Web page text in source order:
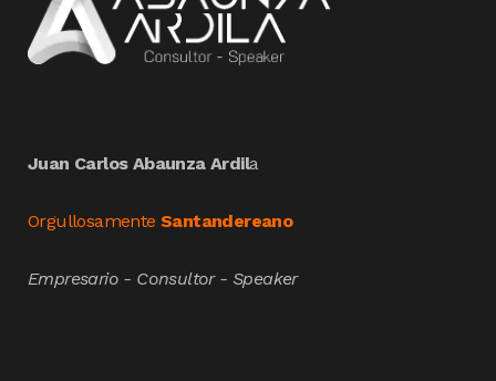
Juan Carlos Abaunza Ardila
Orgullosamente Santandereano
Empresario - Consultor - Speaker